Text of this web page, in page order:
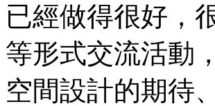
已經做得很好，
等形式交流活動
空間設計的期待